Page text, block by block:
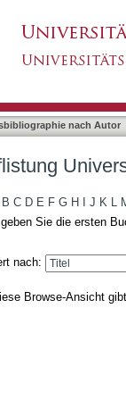
nach Autor
B C D E F G H J K L
Sie die ersten
nach:
Browse-Ansicht